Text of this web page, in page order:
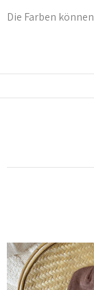
Die Farben